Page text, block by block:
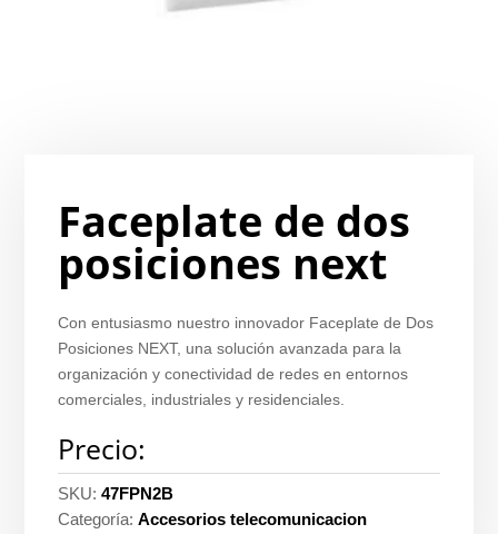
Faceplate de dos
posiciones next
Con entusiasmo nuestro innovador Faceplate de Dos
Posiciones NEXT, una solución avanzada para la
organización y conectividad de redes en entornos
comerciales, industriales y residenciales.
Precio:
SKU:47FPN2B
Categoría:Accesorios telecomunicacion